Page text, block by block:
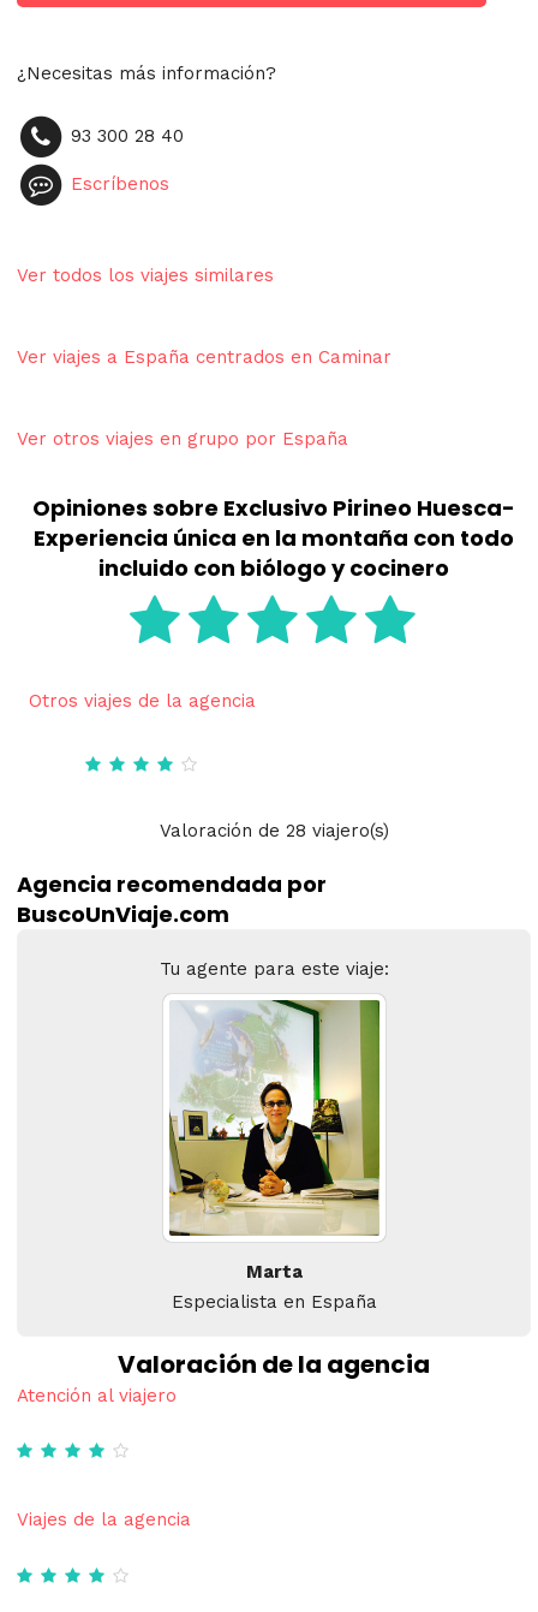
¿Necesitas más información?
93 300 28 40
Escríbenos
Ver todos los viajes similares
Ver viajes a España centrados en Caminar
Ver otros viajes en grupo por España
Opiniones sobre Exclusivo Pirineo Huesca-
Experiencia única en la montaña con todo
incluido con biólogo y cocinero
Otros viajes de la agencia
Valoración de 28 viajero(s)
Agencia recomendada por
BuscoUnViaje.com
Tu agente para este viaje:
Marta
Especialista en España
Valoración de la agencia
Atención al viajero
Viajes de la agencia